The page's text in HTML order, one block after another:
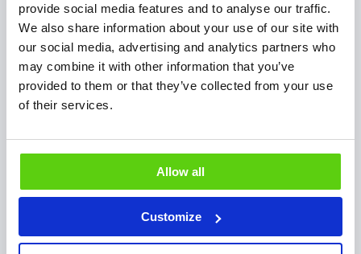
provide social media features and to analyse our traffic.
We also share information about your use of our site with
our social media, advertising and analytics partners who
may combine it with other information that you’ve
provided to them or that they’ve collected from your use
of their services.
Allow all
Customize